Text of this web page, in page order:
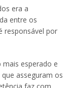
era a
entre os
responsável por
esperado e
asseguram os